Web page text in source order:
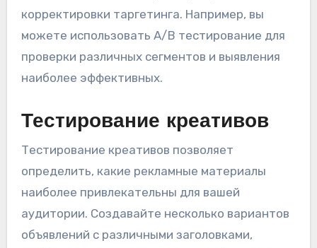
корректировки таргетинга. Например, вы
можете использовать A/B тестирование для
проверки различных сегментов и выявления
наиболее эффективных.
Тестирование креативов
Тестирование креативов позволяет
определить, какие рекламные материалы
наиболее привлекательны для вашей
аудитории. Создавайте несколько вариантов
объявлений с различными заголовками,